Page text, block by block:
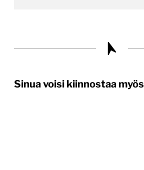
Sinua voisi kiinnostaa myös